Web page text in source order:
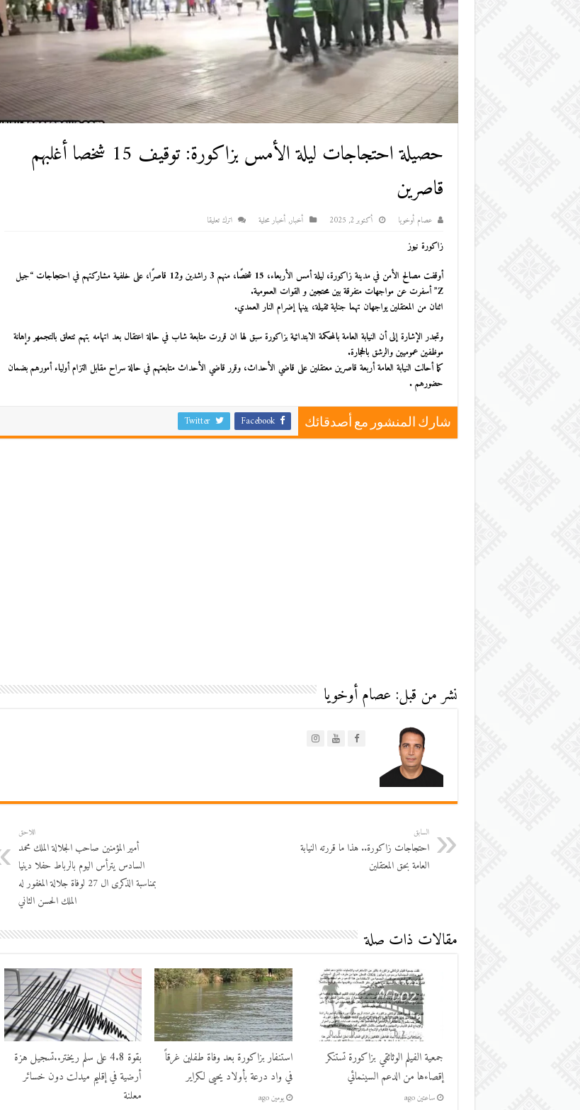
حصيلة احتجاجات ليلة الأمس بزاكورة: توقيف 15 شخصا أغلبهم
قاصرين
عصام أوخويا أكتوبر 2, 2025 أخبار, أخبار محلية اترك تعليقا
زاكورة نيوز
أوقفت مصالح الأمن في مدينة زاكورة، ليلة أمس الأربعاء، 15 شخصًا، منهم 3 راشدين و12 قاصرًا، على خلفية مشاركتهم في احتجاجات “جيل
Z” أسفرت عن مواجهات متفرقة بين محتجين و القوات العمومية.
اثنان من المعتقلين يواجهان تهما جناية ثقيلة، بينها إضرام النار العمدي.
وتجدر الإشارة إلى أن النيابة العامة بالمحكمة الابتدائية بزاكورة سبق لها ان قررت متابعة شاب في حالة اعتقال بعد اتهامه بتهم تتعلق بالتجمهر وإهانة
موظفين عموميين والرشق بالحجارة.
كما أحالت النيابة العامة أربعة قاصرين معتقلين على قاضي الأحداث، وقرر قاضي الأحداث متابعتهم في حالة سراح مقابل التزام أولياء أمورهم بضمان
حضورهم .
شارك المنشور مع أصدقائك Facebook
Twitter
نشر من قبل: عصام أوخويا
السابق
احتجاجات زاكورة.. هذا ما قررته النيابة
العامة بحق المعتقلين
اللاحق
أمير المؤمنين صاحب الجلالة الملك محمد
السادس يترأس اليوم بالرباط حفلا دينيا
بمناسبة الذكرى ال 27 لوفاة جلالة المغفور له
الملك الحسن الثاني
مقالات ذات صلة
جمعية الفيلم الوثائقي بزاكورة تستنكر
إقصاءها من الدعم السينمائي
ساعتين ago
استنفار بزاكورة بعد وفاة طفلين غرقاً
في واد درعة بأولاد يحيى لكراير
يومين ago
بقوة 4.8 على سلم ريختر..تسجيل هزة
أرضية في إقليم ميدلت دون خسائر
معلنة